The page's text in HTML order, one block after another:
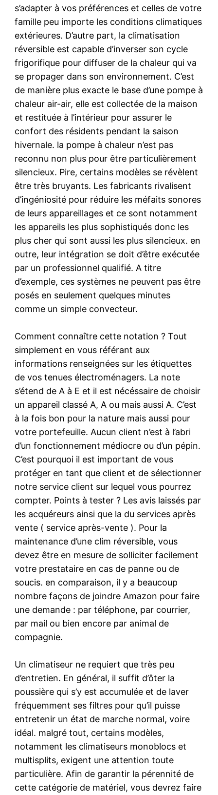
s’adapter à vos préférences et celles de votre
famille peu importe les conditions climatiques
extérieures. D’autre part, la climatisation
réversible est capable d’inverser son cycle
frigorifique pour diffuser de la chaleur qui va
se propager dans son environnement. C’est
de manière plus exacte le base d’une pompe à
chaleur air-air, elle est collectée de la maison
et restituée à l’intérieur pour assurer le
confort des résidents pendant la saison
hivernale. la pompe à chaleur n’est pas
reconnu non plus pour être particulièrement
silencieux. Pire, certains modèles se révèlent
être très bruyants. Les fabricants rivalisent
d’ingéniosité pour réduire les méfaits sonores
de leurs appareillages et ce sont notamment
les appareils les plus sophistiqués donc les
plus cher qui sont aussi les plus silencieux. en
outre, leur intégration se doit d’être exécutée
par un professionnel qualifié. A titre
d’exemple, ces systèmes ne peuvent pas être
posés en seulement quelques minutes
comme un simple convecteur.
Comment connaître cette notation ? Tout
simplement en vous référant aux
informations renseignées sur les étiquettes
de vos tenues électroménagers. La note
s’étend de A à E et il est nécéssaire de choisir
un appareil classé A, A ou mais aussi A. C’est
à la fois bon pour la nature mais aussi pour
votre portefeuille. Aucun client n’est à l’abri
d’un fonctionnement médiocre ou d’un pépin.
C’est pourquoi il est important de vous
protéger en tant que client et de sélectionner
notre service client sur lequel vous pourrez
compter. Points à tester ? Les avis laissés par
les acquéreurs ainsi que la du services après
vente ( service après-vente ). Pour la
maintenance d’une clim réversible, vous
devez être en mesure de solliciter facilement
votre prestataire en cas de panne ou de
soucis. en comparaison, il y a beaucoup
nombre façons de joindre Amazon pour faire
une demande : par téléphone, par courrier,
par mail ou bien encore par animal de
compagnie.
Un climatiseur ne requiert que très peu
d’entretien. En général, il suffit d’ôter la
poussière qui s’y est accumulée et de laver
fréquemment ses filtres pour qu’il puisse
entretenir un état de marche normal, voire
idéal. malgré tout, certains modèles,
notamment les climatiseurs monoblocs et
multisplits, exigent une attention toute
particulière. Afin de garantir la pérennité de
cette catégorie de matériel, vous devrez faire